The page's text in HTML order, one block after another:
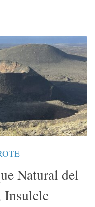
Natural del
Insulele